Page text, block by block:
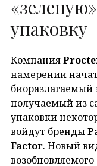
упаковку
Компания
намерении
биоразлагаемый
получаемый из
упаковки
войдут бренды
Factor. Новый